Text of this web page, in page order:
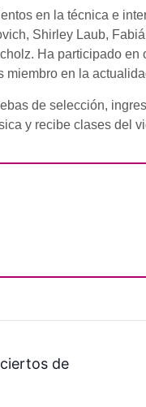
en la técnica e
Shirley Laub,
Ha participado
miembro en la
de selección,
y recibe clases del
de